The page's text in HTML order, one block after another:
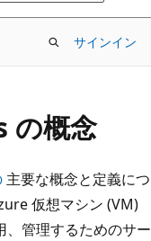
サインイン
の概念
主要な概念と定義につ
仮想マシン (VM)
管理するためのサー